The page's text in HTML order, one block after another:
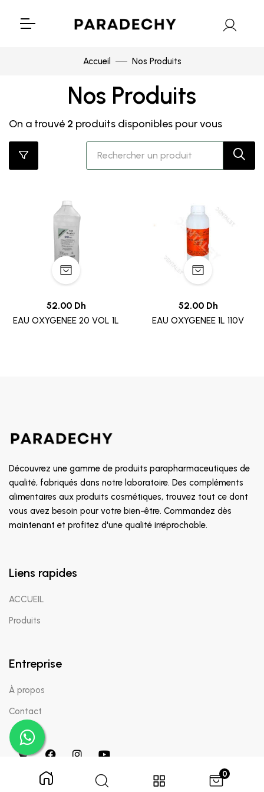
0
Accueil Nos Produits
Nos Produits
On a trouvé 2 produits disponibles pour vous
52.00 Dh
EAU OXYGENEE 20 VOL 1L
52.00 Dh
EAU OXYGENEE 1L 110V
Découvrez une gamme de produits parapharmaceutiques de
qualité, fabriqués dans notre laboratoire. Des compléments
alimentaires aux produits cosmétiques, trouvez tout ce dont
vous avez besoin pour votre bien-être. Commandez dès
maintenant et profitez d'une qualité irréprochable.
Liens rapides
ACCUEIL
Produits
Entreprise
À propos
Contact